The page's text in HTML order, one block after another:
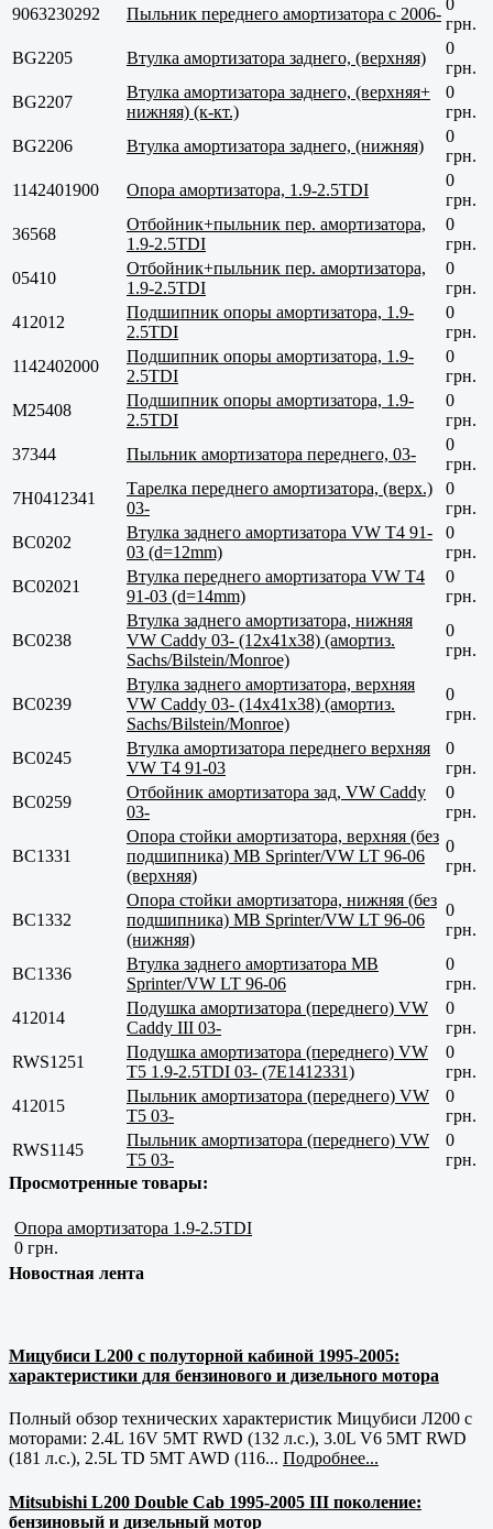
9063230292 Пыльник переднего амортизатора с 2006-
грн.
BG2205
Втулка амортизатора заднего, (верхняя)
0
грн.
BG2207
Втулка амортизатора заднего, (верхняя+
нижняя) (к-кт.)
0
грн.
BG2206
Втулка амортизатора заднего, (нижняя)
0
грн.
1142401900
Опора амортизатора, 1.9-2.5TDI
0
грн.
36568
Отбойник+пыльник пер. амортизатора,
1.9-2.5TDI
0
грн.
05410
Отбойник+пыльник пер. амортизатора,
1.9-2.5TDI
0
грн.
412012
Подшипник опоры амортизатора, 1.9-
2.5TDI
0
грн.
1142402000
Подшипник опоры амортизатора, 1.9-
2.5TDI
0
грн.
M25408
Подшипник опоры амортизатора, 1.9-
2.5TDI
0
грн.
37344
Пыльник амортизатора переднего, 03-
0
грн.
7H0412341
Тарелка переднего амортизатора, (верх.)
03-
0
грн.
BC0202
Втулка заднего амортизатора VW T4 91-
03 (d=12mm)
0
грн.
BC02021
Втулка переднего амортизатора VW T4
91-03 (d=14mm)
0
грн.
BC0238
Втулка заднего амортизатора, нижняя
VW Caddy 03- (12x41x38) (амортиз.
Sachs/Bilstein/Monroe)
0
грн.
BC0239
Втулка заднего амортизатора, верхняя
VW Caddy 03- (14x41x38) (амортиз.
Sachs/Bilstein/Monroe)
0
грн.
BC0245
Втулка амортизатора переднего верхняя
VW T4 91-03
0
грн.
BC0259
Отбойник амортизатора зад, VW Caddy
03-
0
грн.
BC1331
Опора стойки амортизатора, верхняя (без
подшипника) MB Sprinter/VW LT 96-06
(верхняя)
0
грн.
BC1332
Опора стойки амортизатора, нижняя (без
подшипника) MB Sprinter/VW LT 96-06
(нижняя)
0
грн.
BC1336
Втулка заднего амортизатора MB
Sprinter/VW LT 96-06
0
грн.
412014
Подушка амортизатора (переднего) VW
Caddy III 03-
0
грн.
RWS1251
Подушка амортизатора (переднего) VW
T5 1.9-2.5TDI 03- (7E1412331)
0
грн.
412015
Пыльник амортизатора (переднего) VW
T5 03-
0
грн.
RWS1145
Пыльник амортизатора (переднего) VW
T5 03-
0
грн.
Просмотренные товары:
Опора амортизатора 1.9-2.5TDI
0 грн.
Новостная лента
Мицубиси L200 с полуторной кабиной 1995-2005:
характеристики для бензинового и дизельного мотора
Полный обзор технических характеристик Мицубиси Л200 с
моторами: 2.4L 16V 5MT RWD (132 л.с.), 3.0L V6 5MT RWD
(181 л.с.), 2.5L TD 5MT AWD (116... Подробнее...
Mitsubishi L200 Double Cab 1995-2005 III поколение:
бензиновый и дизельный мотор